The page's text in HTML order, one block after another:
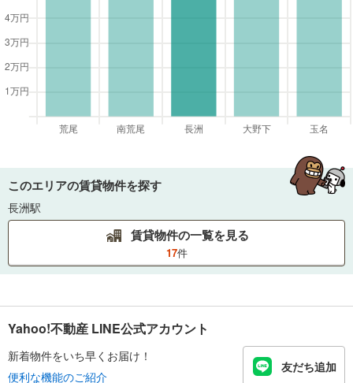
このエリアの賃貸物件を探す
長洲駅
賃貸物件の一覧を見る
17件
Yahoo!不動産 LINE公式アカウント
新着物件をいち早くお届け！
便利な機能のご紹介
友だち追加